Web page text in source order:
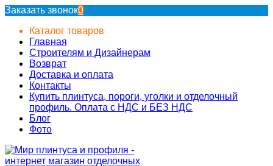
Заказать звонок0
Каталог товаров
Главная
Строителям и Дизайнерам
Возврат
Доставка и оплата
Контакты
Купить плинтуса, пороги, уголки и отделочный
профиль. Оплата с НДС и БЕЗ НДС
Блог
Фото